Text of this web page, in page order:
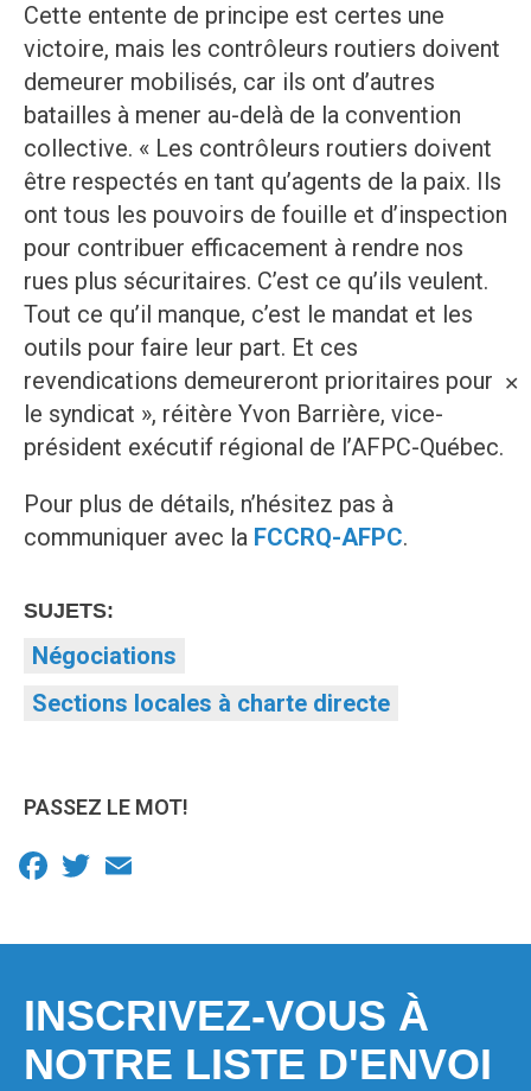
✕
Cette entente de principe est certes une
victoire, mais les contrôleurs routiers doivent
demeurer mobilisés, car ils ont d’autres
batailles à mener au-delà de la convention
collective. « Les contrôleurs routiers doivent
être respectés en tant qu’agents de la paix. Ils
ont tous les pouvoirs de fouille et d’inspection
pour contribuer efficacement à rendre nos
rues plus sécuritaires. C’est ce qu’ils veulent.
Tout ce qu’il manque, c’est le mandat et les
outils pour faire leur part. Et ces
revendications demeureront prioritaires pour
le syndicat », réitère Yvon Barrière, vice-
président exécutif régional de l’AFPC-Québec.
Pour plus de détails, n’hésitez pas à
communiquer avec la FCCRQ-AFPC.
SUJETS:
Négociations
Sections locales à charte directe
PASSEZ LE MOT!
Facebook
Twitter
INSCRIVEZ-VOUS À
NOTRE LISTE D'ENVOI